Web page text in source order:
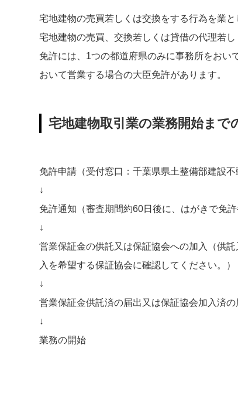
宅地建物の売買若しくは交換をする行為を業
宅地建物の売買、交換若しくは貸借の代理若
免許には、1つの都道府県のみに事務所をおい
おいて営業する場合の大臣免許があります。
宅地建物取引業の業務開始まで
免許申請（受付窓口：千葉県県土整備部建設
↓
免許通知（審査期間約60日後に、はがきで免許
↓
営業保証金の供託又は保証協会への加入（供
入を希望する保証協会に確認してください。）
↓
営業保証金供託済の届出又は保証協会加入済
↓
業務の開始